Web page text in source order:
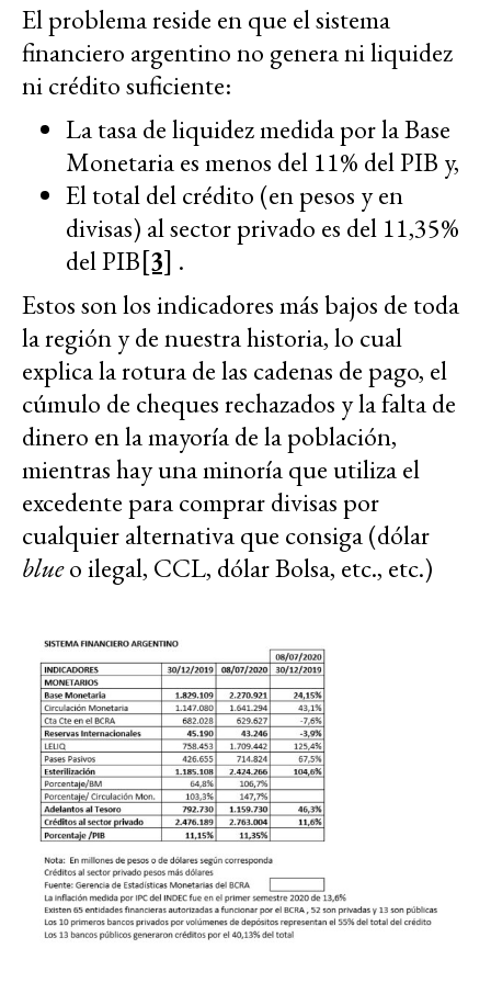
El problema reside en que el sistema
financiero argentino no genera ni liquidez
ni crédito suficiente:
La tasa de liquidez medida por la Base
Monetaria es menos del 11% del PIB y,
El total del crédito (en pesos y en
divisas) al sector privado es del 11,35%
del PIB[3] .
Estos son los indicadores más bajos de toda
la región y de nuestra historia, lo cual
explica la rotura de las cadenas de pago, el
cúmulo de cheques rechazados y la falta de
dinero en la mayoría de la población,
mientras hay una minoría que utiliza el
excedente para comprar divisas por
cualquier alternativa que consiga (dólar
blueo ilegal, CCL, dólar Bolsa, etc., etc.)